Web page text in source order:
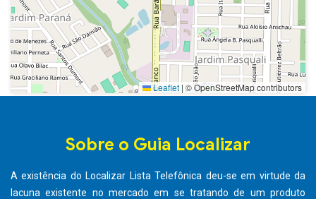
Leaflet | © OpenStreetMap contributors
Sobre o Guia Localizar
A existência do Localizar Lista Telefônica deu-se em virtude da
lacuna existente no mercado em se tratando de um produto